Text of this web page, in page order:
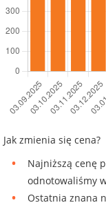
Jak zmienia się cena?
Najniższą cenę
odnotowaliśmy
Ostatnia znana